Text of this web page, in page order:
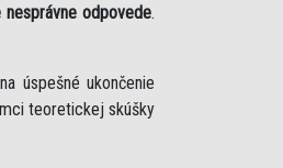
odpovede.
úspešné ukončenie
teoretickej skúšky